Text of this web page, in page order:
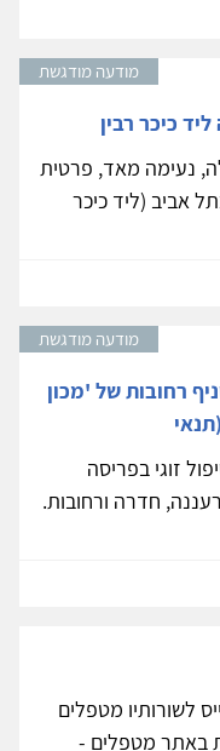
מודעה מודגשת
כיכר רבין
נעימה מאד, פרטית
אביב (ליד כיכר
מודעה מודגשת
רחובות של 'מכון
זוגי בפריסה
חדרה ורחובות.
לשורותיו מטפלים
באתר מטפלים -